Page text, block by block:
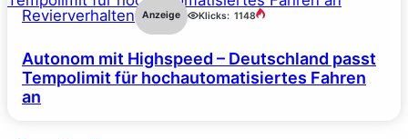
Revierverhalten Anzeige Klicks: 1148
Autonom mit Highspeed – Deutschland passt
Tempolimit für hochautomatisiertes Fahren
an